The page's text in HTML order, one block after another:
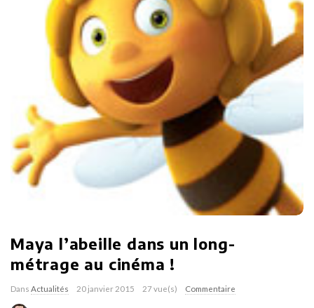
Maya l’abeille dans un long-
métrage au cinéma !
Dans Actualités 20 janvier 2015 27 vue(s) Commentaire